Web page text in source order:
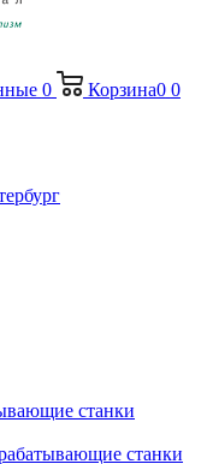
0 Корзина0 0
станки
станки